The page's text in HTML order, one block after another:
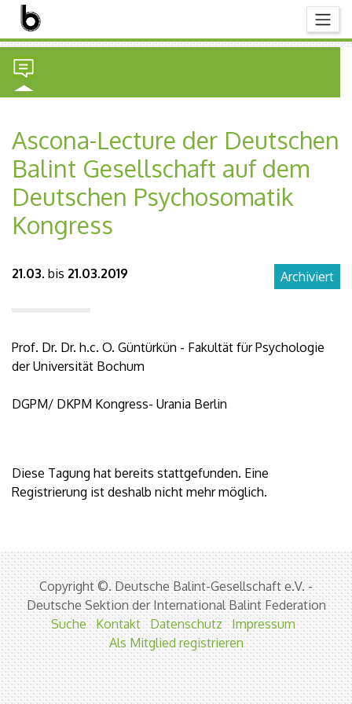
Ascona-Lecture der Deutschen
Balint Gesellschaft auf dem
Deutschen Psychosomatik
Kongress
Archiviert
21.03. bis 21.03.2019
Prof. Dr. Dr. h.c. O. Güntürkün - Fakultät für Psychologie
der Universität Bochum
DGPM/ DKPM Kongress- Urania Berlin
Diese Tagung hat bereits stattgefunden. Eine
Registrierung ist deshalb nicht mehr möglich.
Copyright ©. Deutsche Balint-Gesellschaft e.V. -
Deutsche Sektion der International Balint Federation
Suche
Kontakt Datenschutz
Impressum
Als Mitglied registrieren